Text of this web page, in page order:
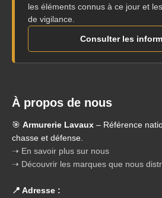
les éléments connus à ce jour et
de vigilance.
Consulter les
À propos de nous
🎯 Armurerie Lavaux – Référence
chasse et défense.
➝ En savoir plus sur nous
➝ Découvrir les marques que nous
📍 Adresse :